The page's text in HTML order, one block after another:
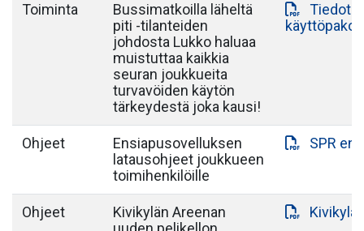
Toiminta
Bussimatkoilla läheltä
piti -tilanteiden
johdosta Lukko haluaa
muistuttaa kaikkia
seuran joukkueita
turvavöiden käytön
tärkeydestä joka kausi!
Tiedote
Ohjeet
Ensiapusovelluksen
latausohjeet joukkueen
toimihenkilöille
SPR
Ohjeet
Kivikylän Areenan